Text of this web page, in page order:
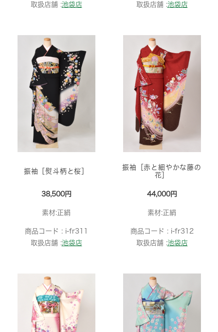
取扱店舗 :池袋店
取扱店舗 :池袋店
振袖［熨斗柄と桜］
38,500円
素材:正絹
商品コード : i-fr311
取扱店舗 :池袋店
振袖［赤と細やかな藤の
花］
44,000円
素材:正絹
商品コード : i-fr312
取扱店舗 :池袋店